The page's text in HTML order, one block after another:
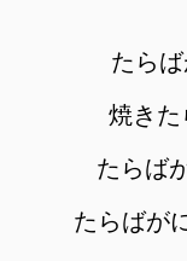
たら
焼き
たら
たらばが